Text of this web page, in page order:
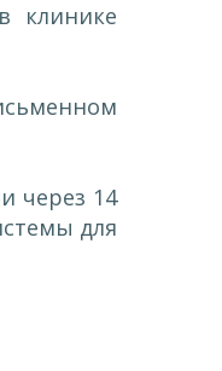
клинике
через 14
для